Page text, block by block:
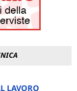
LAVORO